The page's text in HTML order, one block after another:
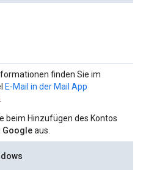
finden Sie im
E‑Mail in der Mail App
beim Hinzufügen des Kontos
Googleaus.